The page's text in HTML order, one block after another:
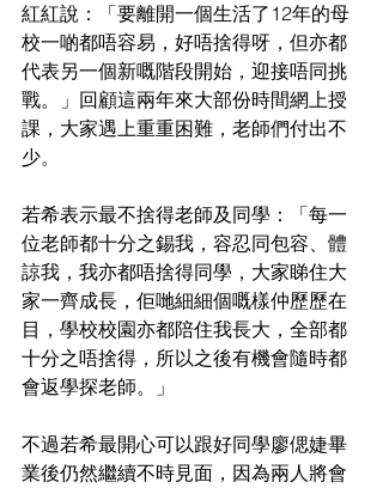
紅紅說：「要離開一個生活了12年的母
校一啲都唔容易，好唔捨得呀，但亦都
代表另一個新嘅階段開始，迎接唔同挑
戰。」回顧這兩年來大部份時間網上授
課，大家遇上重重困難，老師們付出不
少。
若希表示最不捨得老師及同學：「每一
位老師都十分之錫我，容忍同包容、體
諒我，我亦都唔捨得同學，大家睇住大
家一齊成長，佢哋細細個嘅樣仲歷歷在
目，學校校園亦都陪住我長大，全部都
十分之唔捨得，所以之後有機會隨時都
會返學探老師。」
不過若希最開心可以跟好同學廖偲婕畢
業後仍然繼續不時見面，因為兩人將會